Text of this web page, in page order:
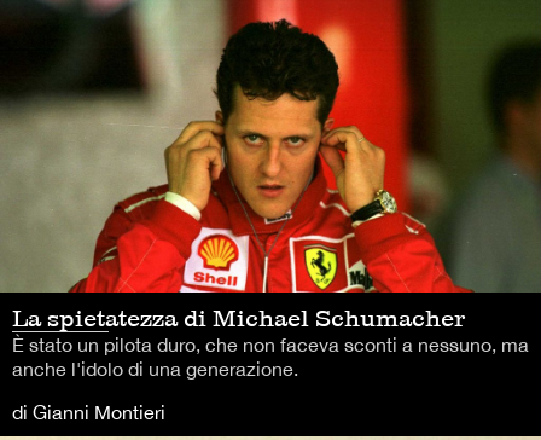
La spietatezza di Michael Schumacher
È stato un pilota duro, che non faceva sconti a nessuno, ma
anche l'idolo di una generazione.
di Gianni Montieri